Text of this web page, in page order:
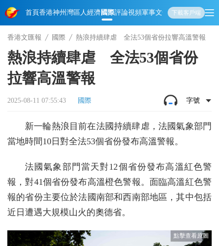
首頁香港神州 灣區人經濟國際評論視頻軍事文化 娛樂生活教育體
下載客戶端
香港文匯報 國際 熱浪持續肆虐 全法53個省份拉響高溫警報
熱浪持續肆虐 全法53個省份
拉響高溫警報
2025-08-11 07:55:43 國際 字號
新一輪熱浪目前在法國持續肆虐，法國氣象部門
當地時間10日對全法53個省份發布高溫警報。
法國氣象部門當天對12個省份發布高溫紅色警
報，對41個省份發布高溫橙色警報。面臨高溫紅色警
報的省份主要位於法國南部和西南部地區，其中包括
近日遭遇大規模山火的奧德省。